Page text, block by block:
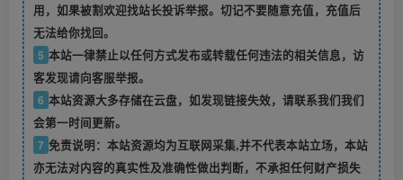
用，如果被割欢迎找站长投诉举报。切记不要随意充值，充值后
无法给你找回。
5 本站一律禁止以任何方式发布或转载任何违法的相关信息，访
客发现请向客服举报。
6 本站资源大多存储在云盘，如发现链接失效，请联系我们我们
会第一时间更新。
7 免责说明：本站资源均为互联网采集,并不代表本站立场，本站
亦无法对内容的真实性及准确性做出判断，不承担任何财产损失